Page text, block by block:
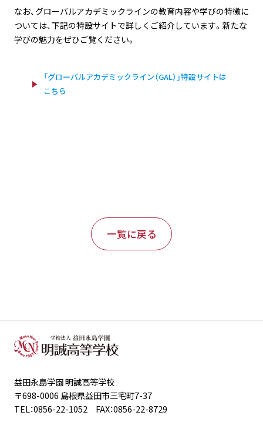
なお、グローバルアカデミックラインの教育内容や学びの特徴に
ついては、下記の特設サイトで詳しくご紹介しています。新たな
学びの魅力をぜひご覧ください。
「グローバルアカデミックライン（GAL）」特設サイトは
こちら
一覧に戻る
益田永島学園 明誠高等学校
〒698-0006 島根県益田市三宅町7-37
TEL：0856-22-1052 FAX：0856-22-8729